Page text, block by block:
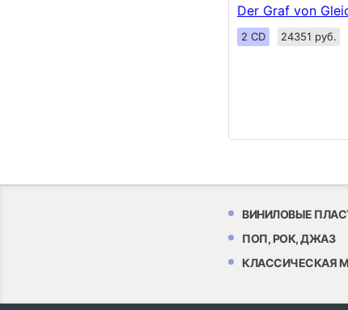
Der Graf von
2 CD 24351 руб.
ВИНИЛОВЫЕ
ПОП, РОК, ДЖАЗ
КЛАССИЧЕСКАЯ